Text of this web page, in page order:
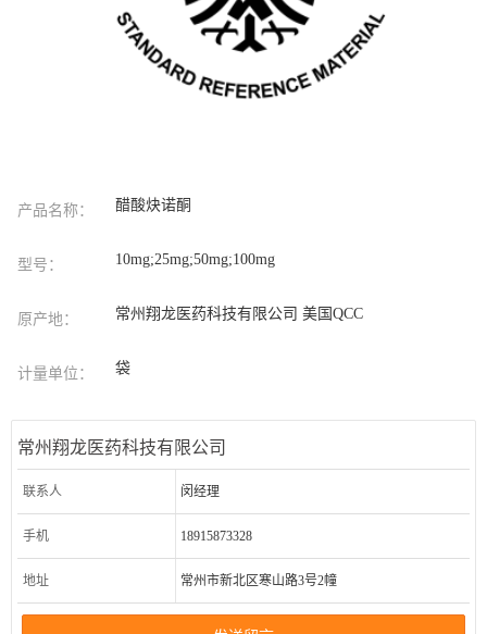
产品名称： 醋酸炔诺酮
型号： 10mg;25mg;50mg;100mg
原产地： 常州翔龙医药科技有限公司 美国QCC
计量单位： 袋
常州翔龙医药科技有限公司
联系人 闵经理
手机 18915873328
地址 常州市新北区寒山路3号2幢